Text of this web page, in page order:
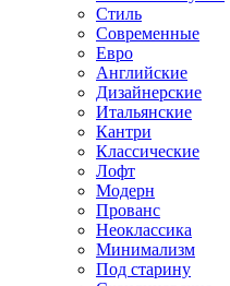
Стиль
Современные
Евро
Английские
Дизайнерские
Итальянские
Кантри
Классические
Лофт
Модерн
Прованс
Неоклассика
Минимализм
Под старину